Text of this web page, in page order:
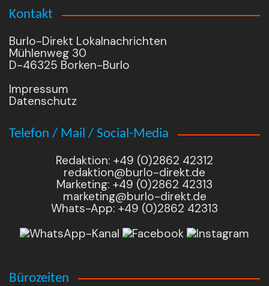
Kontakt
Burlo-Direkt Lokalnachrichten
Mühlenweg 30
D-46325 Borken-Burlo
Impressum
Datenschutz
Telefon / Mail / Social-Media
Redaktion: +49 (0)2862 42312
redaktion@burlo-direkt.de
Marketing: +49 (0)2862 42313
marketing@burlo-direkt.de
Whats-App: +49 (0)2862 42313
Bürozeiten